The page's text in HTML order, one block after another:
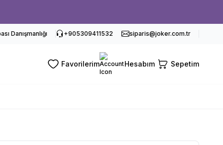
Danışmanlığı +905309411532 siparis@joker.com.tr
Favorilerim Hesabım Sepetim